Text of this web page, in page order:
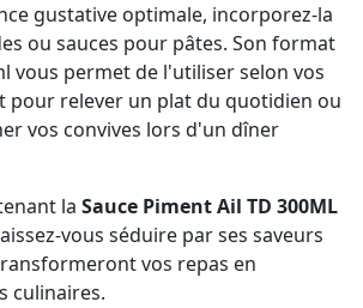
gustative optimale, incorporez-la
ou sauces pour pâtes. Son format
vous permet de l'utiliser selon vos
pour relever un plat du quotidien ou
vos convives lors d'un dîner
la Sauce Piment Ail TD 300ML
vous séduire par ses saveurs
vos repas en
culinaires.